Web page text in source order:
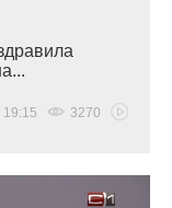
19:15 3270